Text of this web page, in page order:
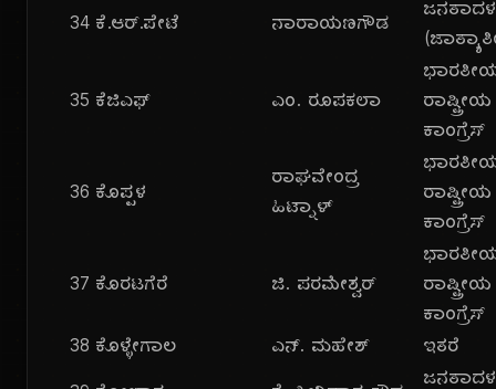
34 ಕೆ.ಆರ್.ಪೇಟೆ ನಾರಾಯಣಗೌಡ
ಜನತಾದಳ
35 ಕೆಜಿಎಫ್ ಎಂ. ರೂಪಕಲಾ
ರಾಷ್ಟ್ರೀಯ
ಕಾಂಗ್ರೆಸ್
36 ಕೊಪ್ಪಳ
ರಾಘವೇಂದ್ರ
ಹಿಟ್ನಾಳ್
ರಾಷ್ಟ್ರೀಯ
ಕಾಂಗ್ರೆಸ್
37 ಕೊರಟಗೆರೆ ಜಿ. ಪರಮೇಶ್ವರ್
ರಾಷ್ಟ್ರೀಯ
ಕಾಂಗ್ರೆಸ್
38 ಕೊಳ್ಳೇಗಾಲ ಎನ್. ಮಹೇಶ್
ಇತರೆ
ಜನತಾದಳ